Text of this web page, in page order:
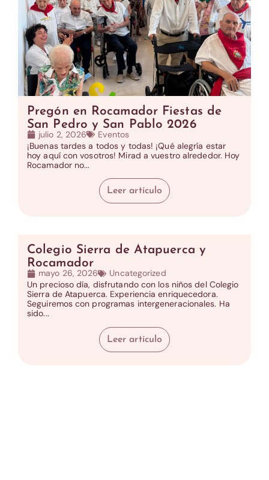
Pregón en Rocamador Fiestas de
San Pedro y San Pablo 2026
julio 2, 2026
Eventos
¡Buenas tardes a todos y todas! ¡Qué alegría estar
hoy aquí con vosotros! Mirad a vuestro alrededor. Hoy
Rocamador no...
Leer artículo
Colegio Sierra de Atapuerca y
Rocamador
mayo 26, 2026
Uncategorized
Un precioso día, disfrutando con los niños del Colegio
Sierra de Atapuerca. Experiencia enriquecedora.
Seguiremos con programas intergeneracionales. Ha
sido...
Leer artículo